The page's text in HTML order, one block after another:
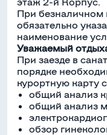
При безналичном
обязательно
наименование
Уважаемый
При заезде в
порядке
курортную
общий анализ
общий анализ
обзор